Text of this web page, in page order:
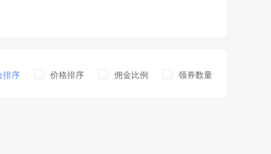
排序 价格排序 佣金比例 领券数量